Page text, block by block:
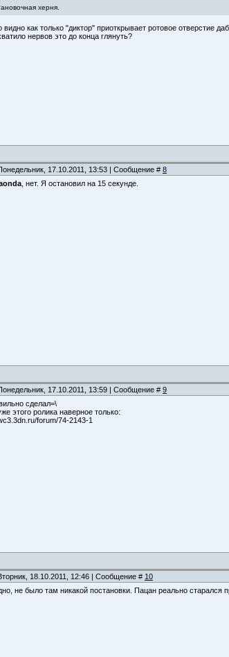
херня.
видно как только "диктор" приоткрывает ротовое отверстие
нервов это до конца глянуть?
17.10.2011, 13:53 | Сообщение # 8
, нет. Я остановил на 15 секунде.
17.10.2011, 13:59 | Сообщение # 9
сделал=\
этого ролика наверное только:
forum/74-2143-1
18.10.2011, 12:46 | Сообщение # 10
не было там никакой постановки. Пацан реально старался